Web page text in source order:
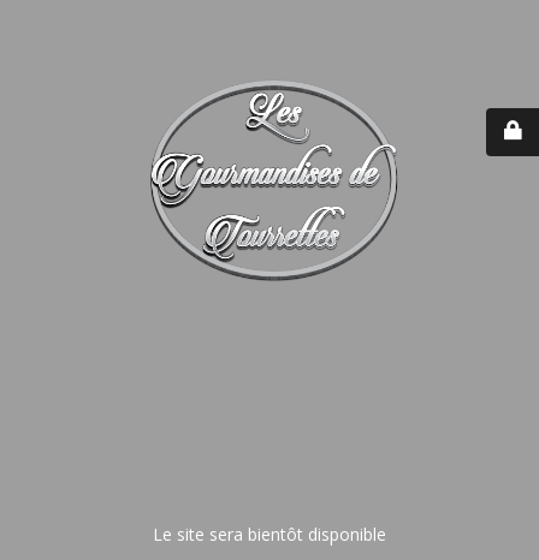
Le site sera bientôt disponible